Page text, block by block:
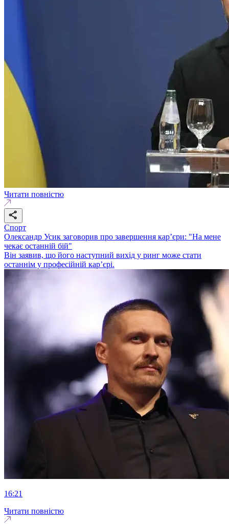
Читати повністю
Спорт
Олександр Усик заговорив про завершення кар’єри: "На мене
чекає останній бій"
Він заявив, що його наступний вихід у ринг може стати
останнім у професійній кар’єрі.
16:21
Читати повністю